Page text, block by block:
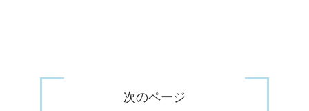
次のページ